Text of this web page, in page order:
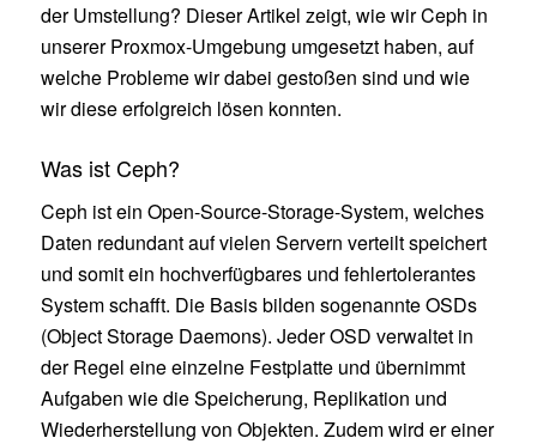
der Umstellung? Dieser Artikel zeigt, wie wir Ceph in
unserer Proxmox-Umgebung umgesetzt haben, auf
welche Probleme wir dabei gestoßen sind und wie
wir diese erfolgreich lösen konnten.
Was ist Ceph?
Ceph ist ein Open-Source-Storage-System, welches
Daten redundant auf vielen Servern verteilt speichert
und somit ein hochverfügbares und fehlertolerantes
System schafft. Die Basis bilden sogenannte OSDs
(Object Storage Daemons). Jeder OSD verwaltet in
der Regel eine einzelne Festplatte und übernimmt
Aufgaben wie die Speicherung, Replikation und
Wiederherstellung von Objekten. Zudem wird er einer